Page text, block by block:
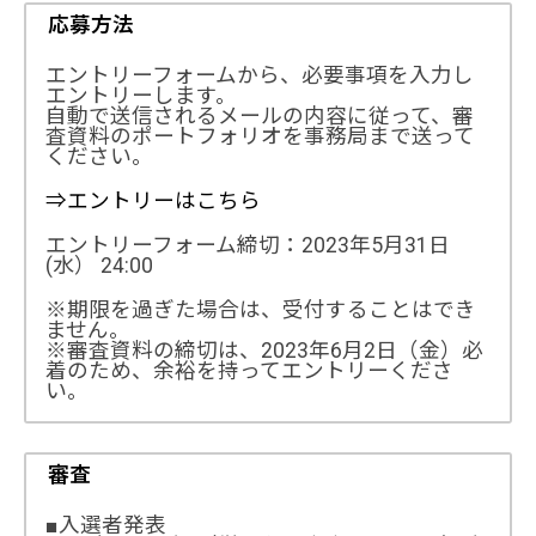
応募方法
エントリーフォームから、必要事項を入力し
エントリーします。
自動で送信されるメールの内容に従って、審
査資料のポートフォリオを事務局まで送って
ください。
⇒エントリーはこちら
エントリーフォーム締切：2023年5月31日
(水） 24:00
※期限を過ぎた場合は、受付することはでき
ません。
※審査資料の締切は、2023年6月2日（金）必
着のため、余裕を持ってエントリーくださ
い。
審査
■入選者発表